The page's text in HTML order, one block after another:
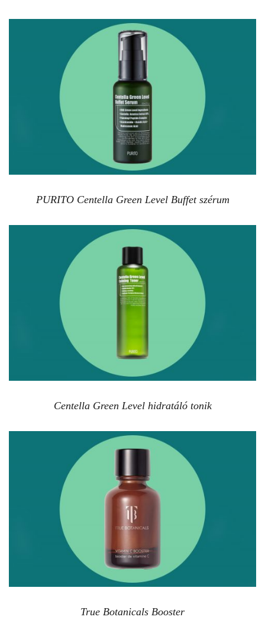
PURITO Centella Green Level Buffet szérum
Centella Green Level hidratáló tonik
True Botanicals Booster